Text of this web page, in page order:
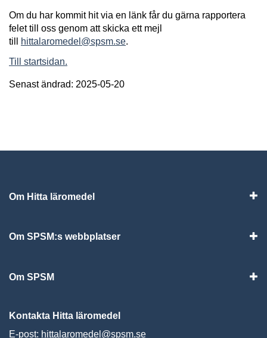
Om du har kommit hit via en länk får du gärna rapportera
felet till oss genom att skicka ett mejl
till
hittalaromedel@spsm.se.
Till startsidan.
Senast ändrad: 2025-05-20
Om Hitta läromedel
Om SPSM:s webbplatser
Om SPSM
Kontakta Hitta läromedel
E-post: hittalaromedel@spsm.se